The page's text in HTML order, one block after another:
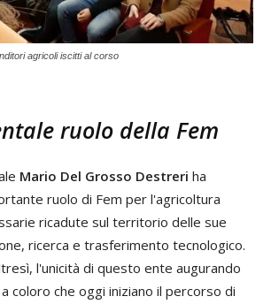
agricoli iscitti al corso
ruolo della Fem
Mario Del Grosso Destreri ha
ruolo di Fem per l'agricoltura
ricadute sul territorio delle sue
ricerca e trasferimento tecnologico.
l'unicità di questo ente augurando
coloro che oggi iniziano il percorso di